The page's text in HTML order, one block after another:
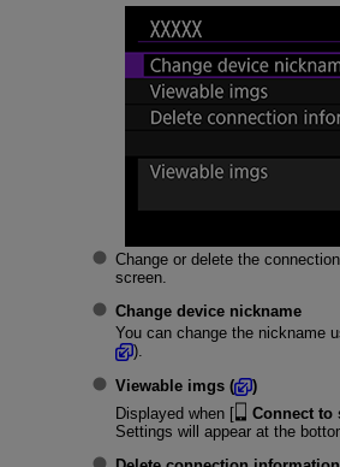
Change or delete the
screen.
Change device nickname
You can change the nickname
).
Viewable imgs(
)
Displayed when [
Connect to
Settings will appear at the